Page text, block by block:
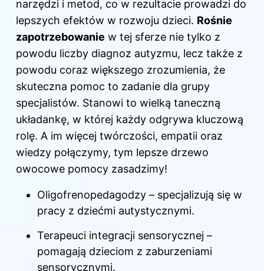
narzędzi i metod, co w rezultacie prowadzi do
lepszych efektów w rozwoju dzieci. Rośnie
zapotrzebowanie w tej sferze nie tylko z
powodu liczby diagnoz autyzmu, lecz także z
powodu coraz większego zrozumienia, że
skuteczna pomoc to zadanie dla grupy
specjalistów. Stanowi to wielką taneczną
układankę, w której każdy odgrywa kluczową
rolę. A im więcej twórczości, empatii oraz
wiedzy połączymy, tym lepsze drzewo
owocowe pomocy zasadzimy!
Oligofrenopedagodzy – specjalizują się w
pracy z dziećmi autystycznymi.
Terapeuci integracji sensorycznej –
pomagają dzieciom z zaburzeniami
sensorycznymi.